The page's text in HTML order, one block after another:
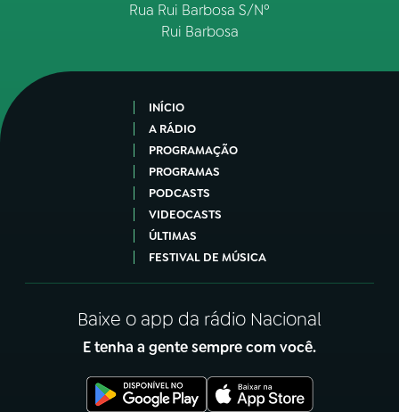
Rua Rui Barbosa S/Nº
Rui Barbosa
INÍCIO
A RÁDIO
PROGRAMAÇÃO
PROGRAMAS
PODCASTS
VIDEOCASTS
ÚLTIMAS
FESTIVAL DE MÚSICA
Baixe o app da rádio Nacional
E tenha a gente sempre com você.